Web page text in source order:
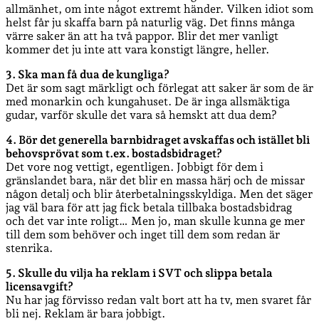
allmänhet, om inte något extremt händer. Vilken idiot som
helst får ju skaffa barn på naturlig väg. Det finns många
värre saker än att ha två pappor. Blir det mer vanligt
kommer det ju inte att vara konstigt längre, heller.
3. Ska man få dua de kungliga?
Det är som sagt märkligt och förlegat att saker är som de är
med monarkin och kungahuset. De är inga allsmäktiga
gudar, varför skulle det vara så hemskt att dua dem?
4. Bör det generella barnbidraget avskaffas och istället bli
behovsprövat som t.ex. bostadsbidraget?
Det vore nog vettigt, egentligen. Jobbigt för dem i
gränslandet bara, när det blir en massa härj och de missar
någon detalj och blir återbetalningsskyldiga. Men det säger
jag väl bara för att jag fick betala tillbaka bostadsbidrag
och det var inte roligt… Men jo, man skulle kunna ge mer
till dem som behöver och inget till dem som redan är
stenrika.
5. Skulle du vilja ha reklam i SVT och slippa betala
licensavgift?
Nu har jag förvisso redan valt bort att ha tv, men svaret får
bli nej. Reklam är bara jobbigt.